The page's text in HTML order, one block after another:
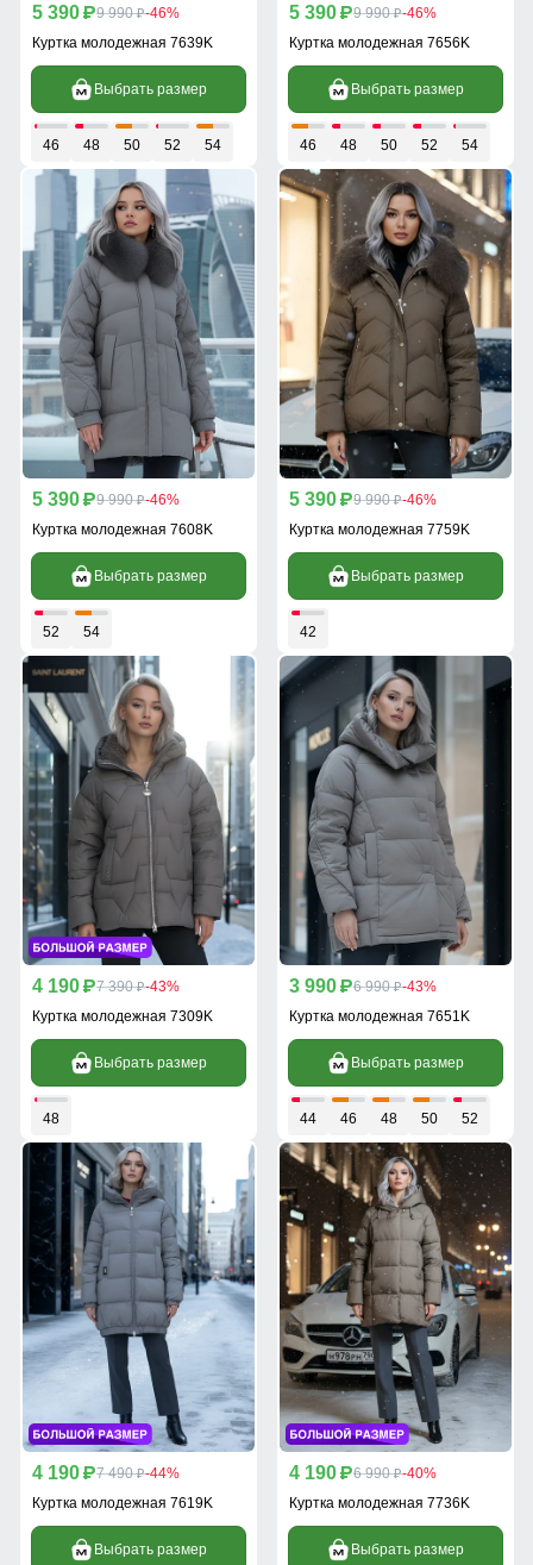
5 390 p9 990 p-46%
Куртка молодежная 7639K
Выбрать размер
46 48 50 52 54
5 390 p9 990 p-46%
Куртка молодежная 7656K
Выбрать размер
46 48 50 52 54
5 390 p9 990 p-46%
Куртка молодежная 7608K
Выбрать размер
52 54
5 390 p9 990 p-46%
Куртка молодежная 7759K
Выбрать размер
42
4 190 p7 390 p-43%
Куртка молодежная 7309K
Выбрать размер
48
3 990 p6 990 p-43%
Куртка молодежная 7651K
Выбрать размер
44 46 48 50 52
4 190 p7 490 p-44%
Куртка молодежная 7619K
Выбрать размер
4 190 p6 990 p-40%
Куртка молодежная 7736K
Выбрать размер